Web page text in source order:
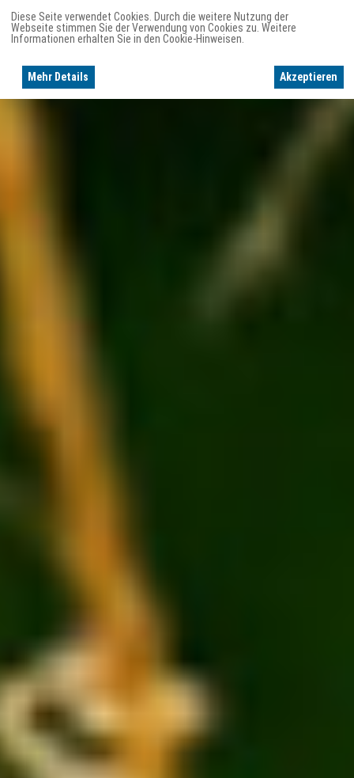
Diese Seite verwendet Cookies. Durch die weitere Nutzung der
Webseite stimmen Sie der Verwendung von Cookies zu. Weitere
Informationen erhalten Sie in den Cookie-Hinweisen.
Mehr Details Akzeptieren